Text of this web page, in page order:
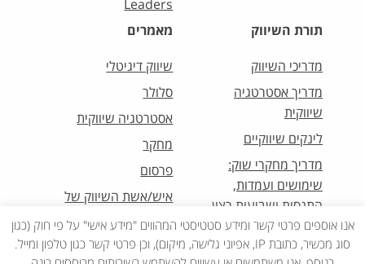
Leaders
תורת השיווק
מדריכי השיווק
מדריך אסטרטגיה
שיווקית
לינקים שיווקיים
מדריך מחקרי שוק:
שימושים ועמדות,
התנסות ושביעות רצון
מאמרים
שיווק דיגיטלי
סלולר
אסטרטגיה שיווקית
מחקר
פרסום
איש/אשת השיווק של
החודש
אנו אוספים פרטי קשר ומידע סטטיסטי המהווים "מידע אישי" על פי חוק (כגון
סוג מכשיר, כתובת IP, אפיוני גלישה, מיקום), וכן פרטי קשר כגון טלפון ומייל.